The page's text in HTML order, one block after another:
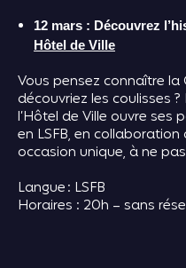
12 mars : Découvrez
Hôtel de Ville
Vous pensez connaître la
découvriez les coulisses
l’Hôtel de Ville ouvre ses
en LSFB, en collaboration
occasion unique, à ne
Langue : LSFB
Horaires : 20h – sans